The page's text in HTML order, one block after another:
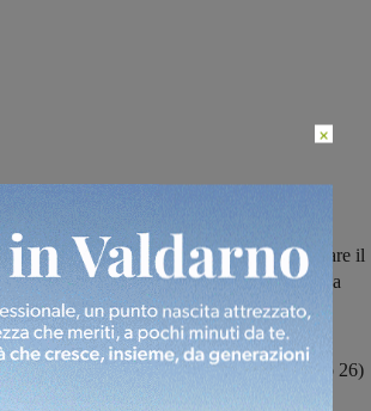
calcio a 5 il compito di rappresentare il
kermesse. Il debutto della rappresentativa
16.45 contro il Trentino
d'Aosta
l'edizione 2016 (la finale sabato 26)
di calcio a 5, che da quest'anno vede
×